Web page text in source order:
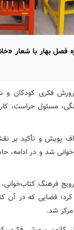
۴ فصل» ویژه فصل بهار
فکری کودکان و
مسئول حراست،
پویش و تأکید بر
شد و در ادامه،
فرهنگ
فضایی که در آن
شد.